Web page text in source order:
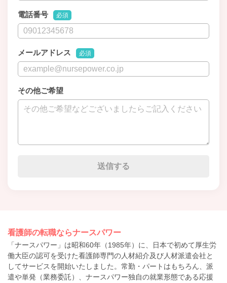
電話番号 必須
メールアドレス 必須
その他ご希望
看護師の転職ならナースパワー
「ナースパワー」は昭和60年（1985年）に、日本で初めて厚生労
働大臣の認可を受けた看護師専門の人材紹介及び人材派遣会社と
してサービスを開始いたしました。常勤・パートはもちろん、派
遣や単発（業務委託）、ナースパワー独自の就業形態である応援